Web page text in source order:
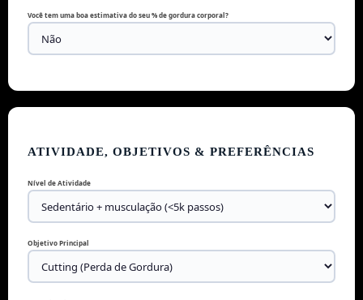
Você tem uma boa estimativa do seu % de gordura corporal?
ATIVIDADE, OBJETIVOS & PREFERÊNCIAS
Nível de Atividade
Objetivo Principal